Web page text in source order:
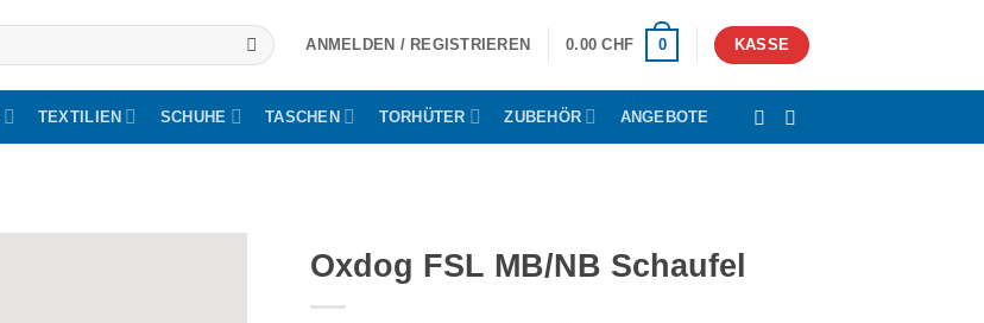
ANMELDEN / REGISTRIEREN 0.00CHF 0 KASSE
TEXTILIEN SCHUHE TASCHEN TORHÜTER ZUBEHÖR ANGEBOTE
Oxdog FSL MB/NB Schaufel